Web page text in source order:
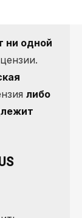
ни одной
либо